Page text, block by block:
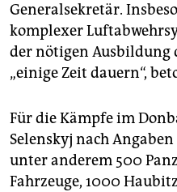
Generalsekretär.
komplexer
der nötigen Ausbildung
„einige Zeit dauern“,
Für die Kämpfe im
Selenskyj nach
unter anderem 500
Fahrzeuge, 1000